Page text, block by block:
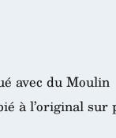
avec du Moulin
à l’original sur